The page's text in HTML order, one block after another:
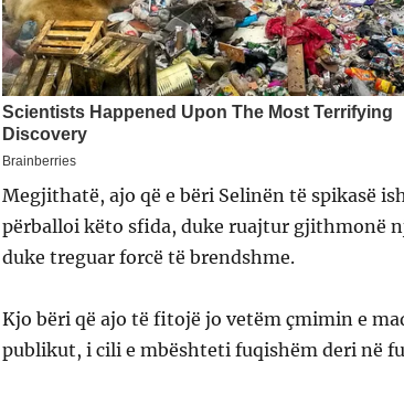
Megjithatë, ajo që e bëri Selinën të spikasë
përballoi këto sfida, duke ruajtur gjithmonë
duke treguar forcë të brendshme.
Kjo bëri që ajo të fitojë jo vetëm çmimin e
publikut, i cili e mbështeti fuqishëm deri në